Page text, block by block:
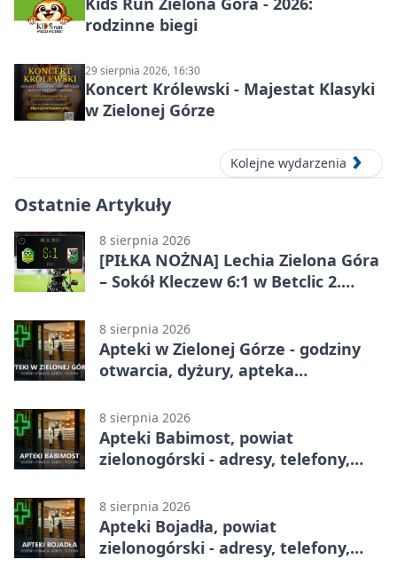
rodzinne biegi
29 sierpnia 2026, 16:30
Koncert Królewski - Majestat Klasyki
w Zielonej Górze
Kolejne wydarzenia
Ostatnie Artykuły
8 sierpnia 2026
[PIŁKA NOŻNA] Lechia Zielona Góra
– Sokół Kleczew 6:1 w Betclic 2.
urządzili sobie festiwal strzelecki
8 sierpnia 2026
Apteki w Zielonej Górze - godziny
otwarcia, dyżury, apteka
8 sierpnia 2026
Apteki Babimost, powiat
zielonogórski - adresy, telefony,
8 sierpnia 2026
Apteki Bojadła, powiat
zielonogórski - adresy, telefony,